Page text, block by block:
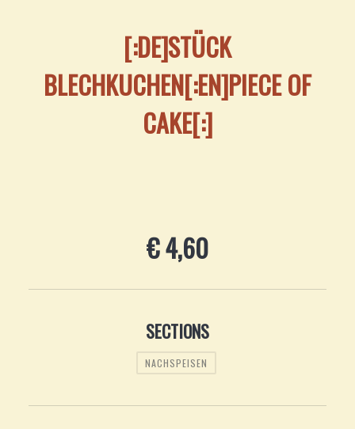
[:DE]STÜCK
BLECHKUCHEN[:EN]PIECE OF
CAKE[:]
€ 4,60
SECTIONS
NACHSPEISEN